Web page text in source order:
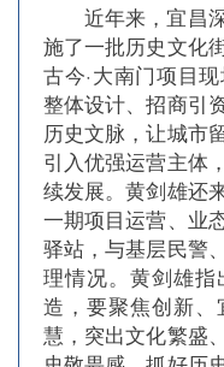
近年来，宜昌
施了一批历史文化
古今·大南门项目
整体设计、招商引
历史文脉，让城市
引入优强运营主体
续发展。黄剑雄还
一期项目运营、业
驿站，与基层民警
理情况。黄剑雄
造，要聚焦创新
慧，突出文化繁盛